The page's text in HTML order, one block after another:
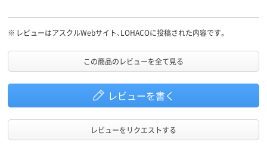
※ レビューはアスクルWebサイト、LOHACOに投稿された内容です。
この商品のレビューを全て見る
レビューを書く
レビューをリクエストする